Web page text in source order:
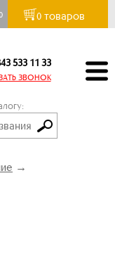
0 товаров
533 11 33
ЗВОНОК
→